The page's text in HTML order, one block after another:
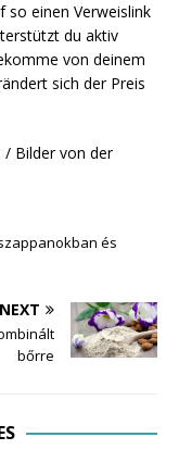
so einen Verweislink
du aktiv
von deinem
sich der Preis
/ Bilder von der
és
NEXT
bőrre